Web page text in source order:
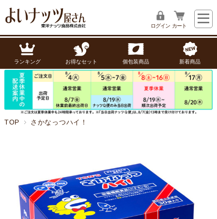
ログイン カート
ランキング お得なセット 個包装商品 新着商品
TOP さかなっつハイ！